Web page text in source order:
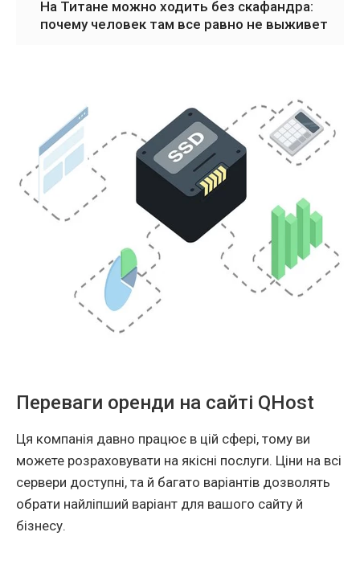
На Титане можно ходить без скафандра:
почему человек там все равно не выживет
Переваги оренди на сайті QHost
Ця компанія давно працює в цій сфері, тому ви
можете розраховувати на якісні послуги. Ціни на всі
сервери доступні, та й багато варіантів дозволять
обрати найліпший варіант для вашого сайту й
бізнесу.